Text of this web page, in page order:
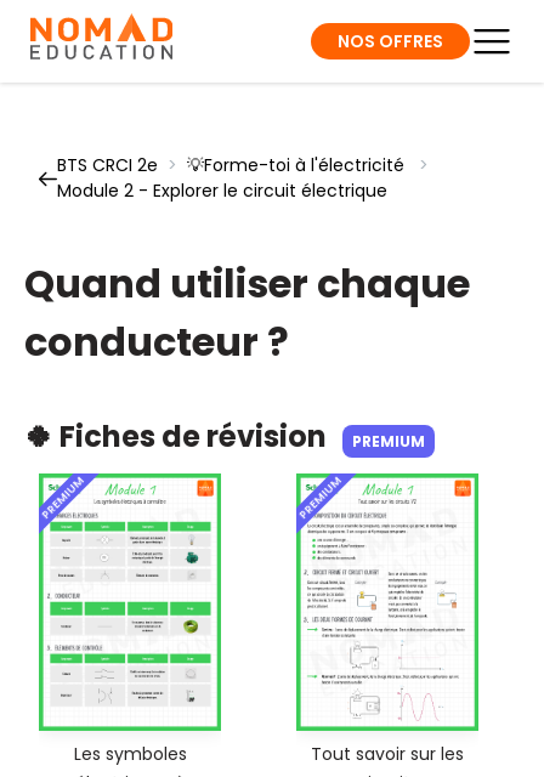
NOS OFFRES
BTS CRCI 2e > 💡Forme-toi à l'électricité
>
Module 2 - Explorer le circuit électrique
Quand utiliser chaque
conducteur ?
🍀 Fiches de révision PREMIUM
PREMIUM
Les symboles
PREMIUM
Tout savoir sur les